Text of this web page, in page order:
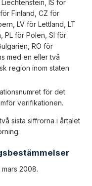
IS för
Finland, CZ för
LV för Lettland, LT
PL för Polen, SI för
RO för
med en eller två
region inom staten
för det
verifikationen.
sista siffrorna i årtalet
2008.